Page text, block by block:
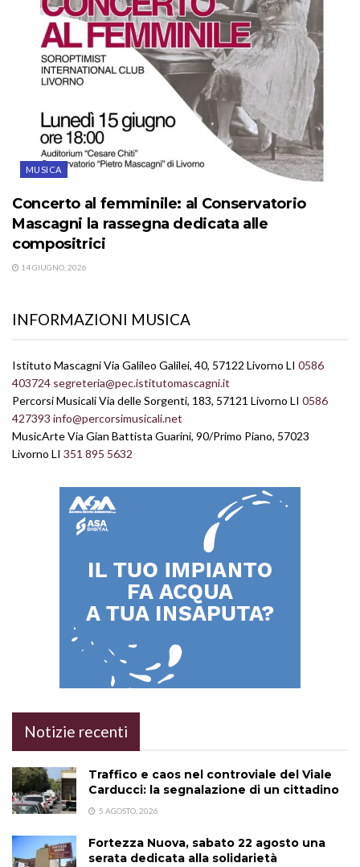
MUSICA
Concerto al femminile: al Conservatorio
Mascagni la rassegna dedicata alle
compositrici
14 GIUGNO, 2026
INFORMAZIONI MUSICA
Istituto Mascagni Via Galileo Galilei, 40, 57122 Livorno LI 0586
403724 segreteria@pec.istitutomascagni.it
Percorsi Musicali Via delle Sorgenti, 183, 57121 Livorno LI 0586
427393 info@percorsimusicali.net
MusicArte Via Gian Battista Guarini, 90/Primo Piano, 57023
Livorno LI 351 895 5632
Notizie recenti
Traffico e caos nel controviale del Viale
Carducci: la segnalazione di un cittadino
5 AGOSTO, 2026
Fortezza Nuova, sabato 22 agosto una
serata dedicata alla solidarietà